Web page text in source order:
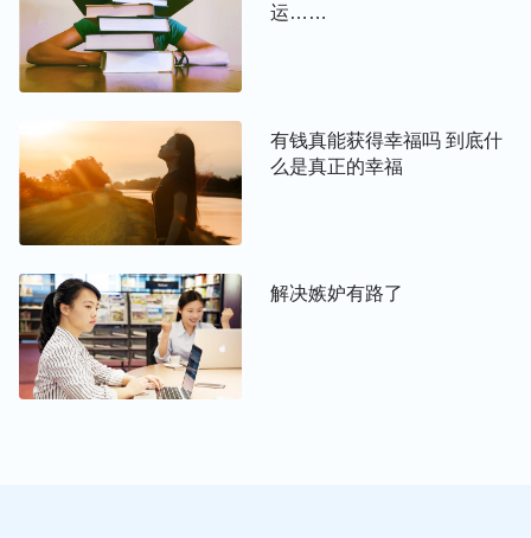
福音，我看到一段神的话说：“‘有钱能使鬼推磨’，这
是撒但的哲学，在人类当中，在任何一个社会当中，
这句话都很盛行，能说成是潮流，因为这句话灌输在
每一个人的心里，人从开始的不接受，到接触现实生
活的时候，就默认了这句话，感觉到这句话是事实，
这个过程是不是撒但败坏人的过程？也可能人对这句
话体会的程度不同，但是每一个人根据自己身边发生
的还有自己身上亲历的所有的事，都对这句话有一个
不同程度的解读与认可，是不是这样？这句话不管人
经历到多少，在人的心里给人带来的负面效应是什么
呢？就是这个世界的人类，可以说包括你们每一个
人，在人的性情里流露出一种东西来，把这种东西解
运……
有钱真能获得幸福吗 到底什
么是真正的幸福
解决嫉妒有路了